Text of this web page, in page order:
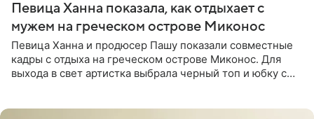
Певица Ханна показала, как отдыхает с
мужем на греческом острове Миконос
Певица Ханна и продюсер Пашу показали совместные
кадры с отдыха на греческом острове Миконос. Для
выхода в свет артистка выбрала черный топ и юбку с